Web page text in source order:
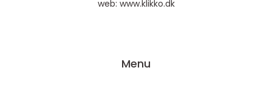
web: www.klikko.dk
Menu